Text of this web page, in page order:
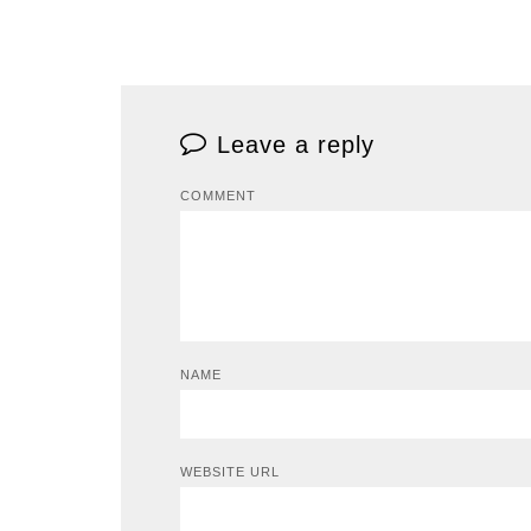
Leave a reply
COMMENT
NAME
WEBSITE URL